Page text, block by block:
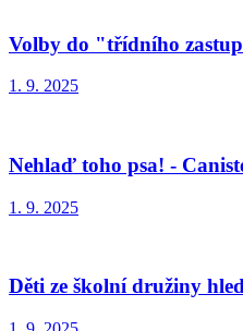
Volby do "třídního
1. 9. 2025
Nehlaď toho psa! -
1. 9. 2025
Děti ze školní družiny